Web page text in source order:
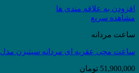
افزودن به علاقه مندی ها
مشاهده سریع
ساعت مردانه
ساعت مچی عقربه ای مردانه سیتیزن مدل BU2023-12E
51,900,000 تومان